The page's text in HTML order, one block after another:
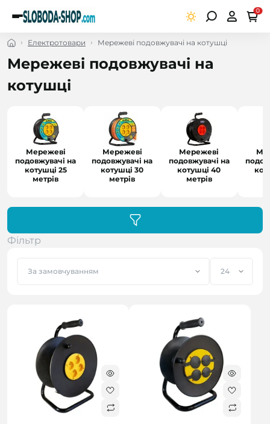
0
Електротовари Мережеві подовжувачі на котушці
Мережеві подовжувачі на
котушці
Мережеві
подовжувачі на
котушці 25
метрів
Мережеві
подовжувачі на
котушці 30
метрів
Мережеві
подовжувачі на
котушці 40
метрів
Фільтр